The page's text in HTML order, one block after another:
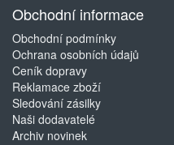
Obchodní informace
Obchodní podmínky
Ochrana osobních údajů
Ceník dopravy
Reklamace zboží
Sledování zásilky
Naši dodavatelé
Archiv novinek